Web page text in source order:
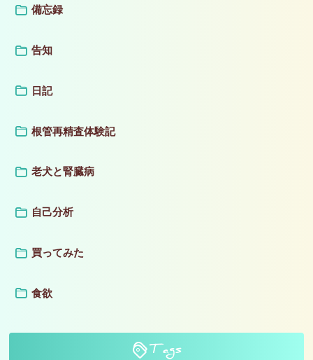
備忘録
告知
日記
根管再精査体験記
老犬と腎臓病
自己分析
買ってみた
食欲
Tags